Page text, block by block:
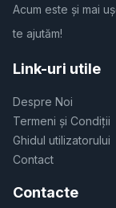
Acum este și mai
te ajutăm!
Link-uri utile
Despre Noi
Termeni și Condiții
Ghidul utilizatorului
Contact
Contacte